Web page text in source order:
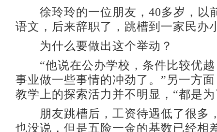
徐玲玲的一位朋友，40多岁，以
语文，后来辞职了，跳槽到一家民办
为什么要做出这个举动？
“他说在公办学校，条件比较优越
事业做一些事情的冲劲了。”另一方
教学上的探索活力并不明显，“都是
朋友跳槽后，工资待遇低了很多
也没说，但是五险一金的基数已经相